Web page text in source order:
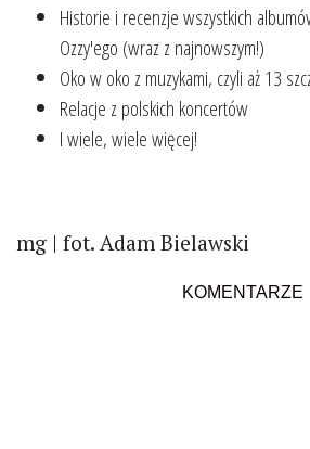
Historie i recenzje wszystkich
Ozzy'ego (wraz z najnowszym!)
Oko w oko z muzykami, czyli aż 13
Relacje z polskich koncertów
I wiele, wiele więcej!
mg | fot. Adam Bielawski
KOMENTARZE